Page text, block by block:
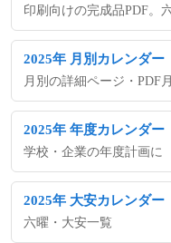
印刷向けの完成品PDF。
2025年 月別カレンダー
月別の詳細ページ・PDF
2025年 年度カレンダー
学校・企業の年度計画に
2025年 大安カレンダー
六曜・大安一覧